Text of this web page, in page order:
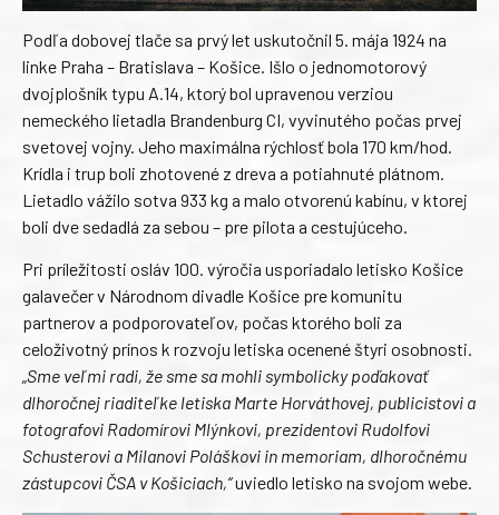
Podľa dobovej tlače sa prvý let uskutočnil 5. mája 1924 na
linke Praha – Bratislava – Košice. Išlo o jednomotorový
dvojplošník typu A.14, ktorý bol upravenou verziou
nemeckého lietadla Brandenburg CI, vyvinutého počas prvej
svetovej vojny. Jeho maximálna rýchlosť bola 170 km/hod.
Krídla i trup boli zhotovené z dreva a potiahnuté plátnom.
Lietadlo vážilo sotva 933 kg a malo otvorenú kabínu, v ktorej
boli dve sedadlá za sebou – pre pilota a cestujúceho.
Pri príležitosti osláv 100. výročia usporiadalo letisko Košice
galavečer v Národnom divadle Košice pre komunitu
partnerov a podporovateľov, počas ktorého boli za
celoživotný prínos k rozvoju letiska ocenené štyri osobnosti.
„Sme veľmi radi, že sme sa mohli symbolicky poďakovať
dlhoročnej riaditeľke letiska Marte Horváthovej, publicistovi a
fotografovi Radomírovi Mlýnkovi, prezidentovi Rudolfovi
Schusterovi a Milanovi Poláškovi in memoriam, dlhoročnému
zástupcovi ČSA v Košiciach,“uviedlo letisko na svojom webe.